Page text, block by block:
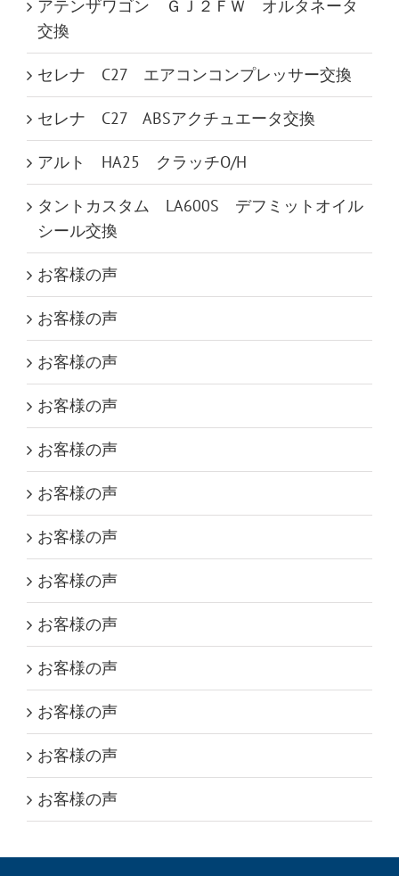
アテンザワゴン ＧＪ２ＦＷ オルタネータ
交換
セレナ C27 エアコンコンプレッサー交換
セレナ C27 ABSアクチュエータ交換
アルト HA25 クラッチO/H
タントカスタム LA600S デフミットオイル
シール交換
お客様の声
お客様の声
お客様の声
お客様の声
お客様の声
お客様の声
お客様の声
お客様の声
お客様の声
お客様の声
お客様の声
お客様の声
お客様の声